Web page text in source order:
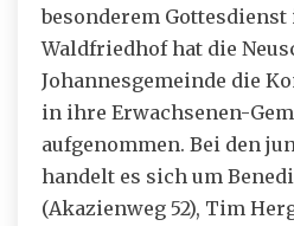
besonderem
Waldfriedhof hat die
Johannesgemeinde die
in ihre Erwachsenen-
aufgenommen. Bei den
handelt es sich um
(Akazienweg 52), Tim